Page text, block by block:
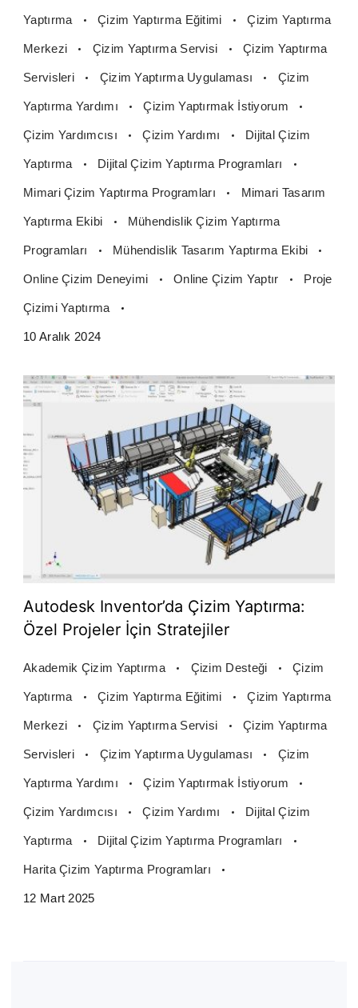
Yaptırma Çizim Yaptırma Eğitimi Çizim Yaptırma
Merkezi Çizim Yaptırma Servisi Çizim Yaptırma
Servisleri Çizim Yaptırma Uygulaması Çizim
Yaptırma Yardımı Çizim Yaptırmak İstiyorum
Çizim Yardımcısı Çizim Yardımı Dijital Çizim
Yaptırma Dijital Çizim Yaptırma Programları
Mimari Çizim Yaptırma Programları Mimari Tasarım
Yaptırma Ekibi Mühendislik Çizim Yaptırma
Programları Mühendislik Tasarım Yaptırma Ekibi
Online Çizim Deneyimi Online Çizim Yaptır Proje
Çizimi Yaptırma
10 Aralık 2024
Autodesk Inventor’da Çizim Yaptırma:
Özel Projeler İçin Stratejiler
Akademik Çizim Yaptırma Çizim Desteği Çizim
Yaptırma Çizim Yaptırma Eğitimi Çizim Yaptırma
Merkezi Çizim Yaptırma Servisi Çizim Yaptırma
Servisleri Çizim Yaptırma Uygulaması Çizim
Yaptırma Yardımı Çizim Yaptırmak İstiyorum
Çizim Yardımcısı Çizim Yardımı Dijital Çizim
Yaptırma Dijital Çizim Yaptırma Programları
Harita Çizim Yaptırma Programları
12 Mart 2025